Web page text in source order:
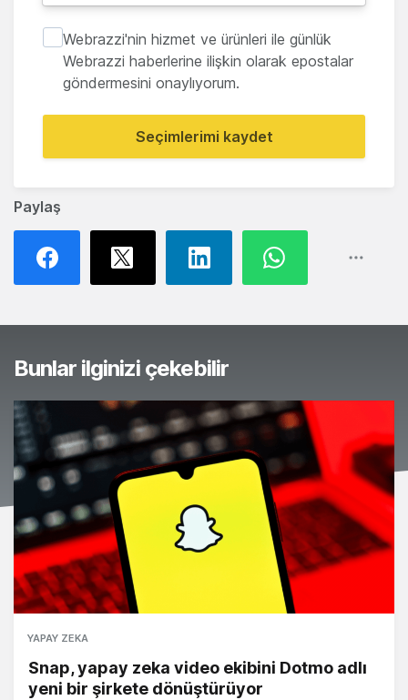
Paylaş
Webrazzi'nin hizmet ve ürünleri ile günlük
Webrazzi haberlerine ilişkin olarak epostalar
göndermesini onaylıyorum.
Seçimlerimi kaydet
Bunlar ilginizi çekebilir
YAPAY ZEKA
Snap, yapay zeka video ekibini Dotmo adlı
yeni bir şirkete dönüştürüyor